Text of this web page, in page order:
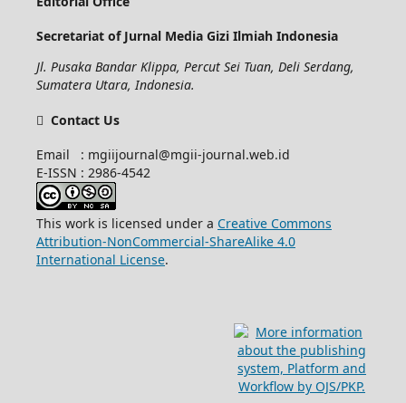
Secretariat of Jurnal Media Gizi Ilmiah Indonesia
Jl. Pusaka Bandar Klippa, Percut Sei Tuan, Deli Serdang,
Sumatera Utara, Indonesia.
Contact Us
Email : mgiijournal@mgii-journal.web.id
E-ISSN : 2986-4542
This work is licensed under a Creative Commons
Attribution-NonCommercial-ShareAlike 4.0
International License.